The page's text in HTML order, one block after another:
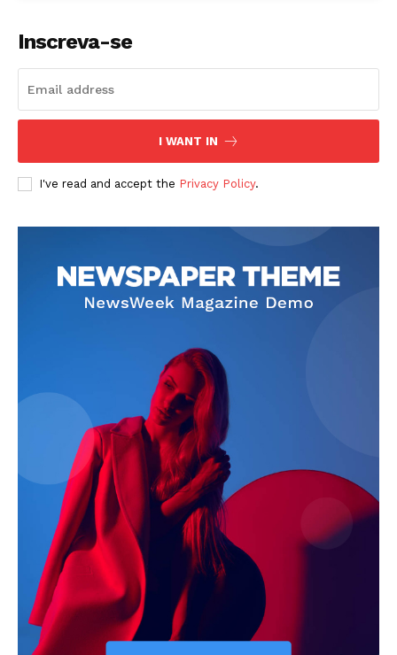
Inscreva-se
I WANT IN
I've read and accept the Privacy Policy.